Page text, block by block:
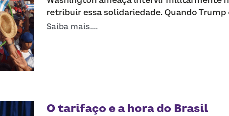
retribuir essa solidariedade. Quando Trump
Saiba mais....
O tarifaço e a hora do Brasil